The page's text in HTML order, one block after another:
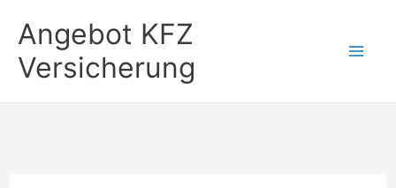
Inhalt
springen
Angebot KFZ
Versicherung